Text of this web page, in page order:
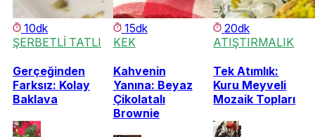
10dk
ŞERBETLİ TATLI
Gerçeğinden
Farksız: Kolay
Baklava
15dk
KEK
Kahvenin
Yanına: Beyaz
Çikolatalı
Brownie
20dk
ATIŞTIRMALIK
Tek Atımlık:
Kuru Meyveli
Mozaik Topları